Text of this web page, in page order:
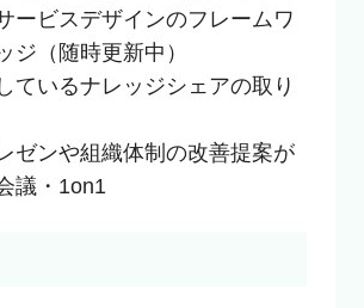
ービスデザインのフレームワ
ジ（随時更新中）
ているナレッジシェアの取り
ゼンや組織体制の改善提案が
議・1on1